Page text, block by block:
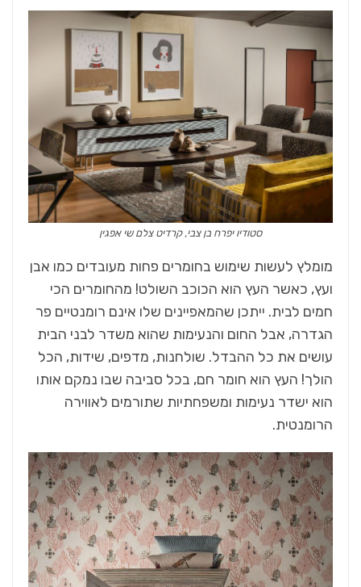
סטודיו יפרח בן צבי, קרדיט צלם שי אפגין
מומלץ לעשות שימוש בחומרים פחות מעובדים כמו אבן
ועץ, כאשר העץ הוא הכוכב השולט! מהחומרים הכי
חמים לבית. ייתכן שהמאפיינים שלו אינם רומנטיים פר
הגדרה, אבל החום והנעימות שהוא משדר לבני הבית
עושים את כל ההבדל. שולחנות, מדפים, שידות, הכל
הולך! העץ הוא חומר חם, בכל סביבה שבו נמקם אותו
הוא ישדר נעימות ומשפחתיות שתורמים לאווירה
הרומנטית.